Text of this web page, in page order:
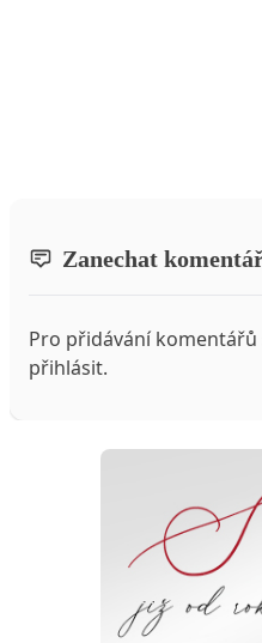
Zanechat
Pro přidávání
přihlásit.